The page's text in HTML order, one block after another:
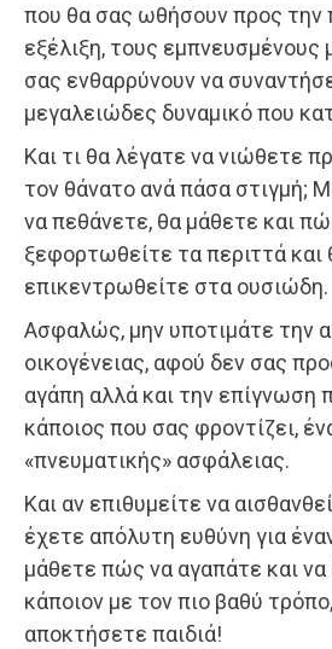
που θα σας ωθήσουν προς την
εξέλιξη, τους εμπνευσμένους
σας ενθαρρύνουν να
μεγαλειώδες δυναμικό που
Και τι θα λέγατε να νιώθετε
τον θάνατο ανά πάσα στιγμή;
να πεθάνετε, θα μάθετε και
ξεφορτωθείτε τα περιττά και
επικεντρωθείτε στα ουσιώδη.
Ασφαλώς, μην υποτιμάτε την
οικογένειας, αφού δεν σας
αγάπη αλλά και την επίγνωση
κάποιος που σας φροντίζει,
«πνευματικής» ασφάλειας.
Και αν επιθυμείτε να
έχετε απόλυτη ευθύνη για
μάθετε πώς να αγαπάτε και
κάποιον με τον πιο βαθύ
αποκτήσετε παιδιά!